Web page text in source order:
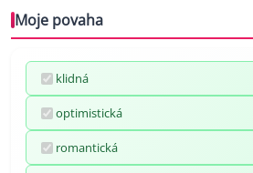
Moje povaha
klidná
optimistická
romantická